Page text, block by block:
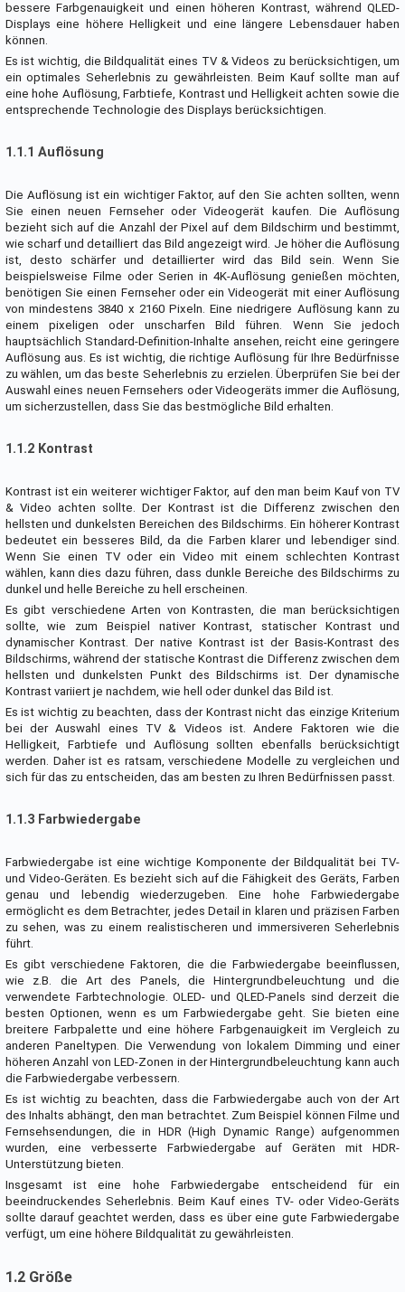
bessere Farbgenauigkeit und einen höheren Kontrast, während QLED-
Displays eine höhere Helligkeit und eine längere Lebensdauer haben
können.
Es ist wichtig, die Bildqualität eines TV & Videos zu berücksichtigen, um
ein optimales Seherlebnis zu gewährleisten. Beim Kauf sollte man auf
eine hohe Auflösung, Farbtiefe, Kontrast und Helligkeit achten sowie die
entsprechende Technologie des Displays berücksichtigen.
1.1.1 Auflösung
Die Auflösung ist ein wichtiger Faktor, auf den Sie achten sollten, wenn
Sie einen neuen Fernseher oder Videogerät kaufen. Die Auflösung
bezieht sich auf die Anzahl der Pixel auf dem Bildschirm und bestimmt,
wie scharf und detailliert das Bild angezeigt wird. Je höher die Auflösung
ist, desto schärfer und detaillierter wird das Bild sein. Wenn Sie
beispielsweise Filme oder Serien in 4K-Auflösung genießen möchten,
benötigen Sie einen Fernseher oder ein Videogerät mit einer Auflösung
von mindestens 3840 x 2160 Pixeln. Eine niedrigere Auflösung kann zu
einem pixeligen oder unscharfen Bild führen. Wenn Sie jedoch
hauptsächlich Standard-Definition-Inhalte ansehen, reicht eine geringere
Auflösung aus. Es ist wichtig, die richtige Auflösung für Ihre Bedürfnisse
zu wählen, um das beste Seherlebnis zu erzielen. Überprüfen Sie bei der
Auswahl eines neuen Fernsehers oder Videogeräts immer die Auflösung,
um sicherzustellen, dass Sie das bestmögliche Bild erhalten.
1.1.2 Kontrast
Kontrast ist ein weiterer wichtiger Faktor, auf den man beim Kauf von TV
& Video achten sollte. Der Kontrast ist die Differenz zwischen den
hellsten und dunkelsten Bereichen des Bildschirms. Ein höherer Kontrast
bedeutet ein besseres Bild, da die Farben klarer und lebendiger sind.
Wenn Sie einen TV oder ein Video mit einem schlechten Kontrast
wählen, kann dies dazu führen, dass dunkle Bereiche des Bildschirms zu
dunkel und helle Bereiche zu hell erscheinen.
Es gibt verschiedene Arten von Kontrasten, die man berücksichtigen
sollte, wie zum Beispiel nativer Kontrast, statischer Kontrast und
dynamischer Kontrast. Der native Kontrast ist der Basis-Kontrast des
Bildschirms, während der statische Kontrast die Differenz zwischen dem
hellsten und dunkelsten Punkt des Bildschirms ist. Der dynamische
Kontrast variiert je nachdem, wie hell oder dunkel das Bild ist.
Es ist wichtig zu beachten, dass der Kontrast nicht das einzige Kriterium
bei der Auswahl eines TV & Videos ist. Andere Faktoren wie die
Helligkeit, Farbtiefe und Auflösung sollten ebenfalls berücksichtigt
werden. Daher ist es ratsam, verschiedene Modelle zu vergleichen und
sich für das zu entscheiden, das am besten zu Ihren Bedürfnissen passt.
1.1.3 Farbwiedergabe
Farbwiedergabe ist eine wichtige Komponente der Bildqualität bei TV-
und Video-Geräten. Es bezieht sich auf die Fähigkeit des Geräts, Farben
genau und lebendig wiederzugeben. Eine hohe Farbwiedergabe
ermöglicht es dem Betrachter, jedes Detail in klaren und präzisen Farben
zu sehen, was zu einem realistischeren und immersiveren Seherlebnis
führt.
Es gibt verschiedene Faktoren, die die Farbwiedergabe beeinflussen,
wie z.B. die Art des Panels, die Hintergrundbeleuchtung und die
verwendete Farbtechnologie. OLED- und QLED-Panels sind derzeit die
besten Optionen, wenn es um Farbwiedergabe geht. Sie bieten eine
breitere Farbpalette und eine höhere Farbgenauigkeit im Vergleich zu
anderen Paneltypen. Die Verwendung von lokalem Dimming und einer
höheren Anzahl von LED-Zonen in der Hintergrundbeleuchtung kann auch
die Farbwiedergabe verbessern.
Es ist wichtig zu beachten, dass die Farbwiedergabe auch von der Art
des Inhalts abhängt, den man betrachtet. Zum Beispiel können Filme und
Fernsehsendungen, die in HDR (High Dynamic Range) aufgenommen
wurden, eine verbesserte Farbwiedergabe auf Geräten mit HDR-
Unterstützung bieten.
Insgesamt ist eine hohe Farbwiedergabe entscheidend für ein
beeindruckendes Seherlebnis. Beim Kauf eines TV- oder Video-Geräts
sollte darauf geachtet werden, dass es über eine gute Farbwiedergabe
verfügt, um eine höhere Bildqualität zu gewährleisten.
1.2 Größe